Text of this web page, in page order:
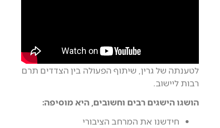
לטענתה של גרין, שיתוף הפעולה בין הצדדים תרם
רבות ליישוב.
הושגו הישגים רבים וחשובים, היא מוסיפה:
חידשנו את המרחב הציבורי